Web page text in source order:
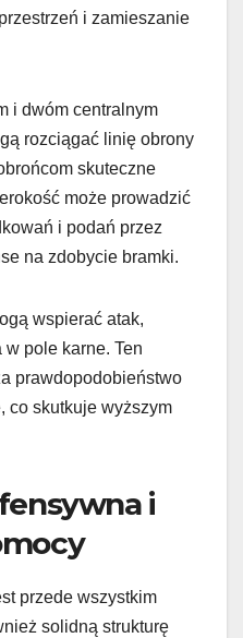
i zamieszanie
i dwóm centralnym
rozciągać linię obrony
skuteczne
może prowadzić
i podań przez
na zdobycie bramki.
wspierać atak,
pole karne. Ten
prawdopodobieństwo
co skutkuje wyższym
i
przede wszystkim
solidną strukturę